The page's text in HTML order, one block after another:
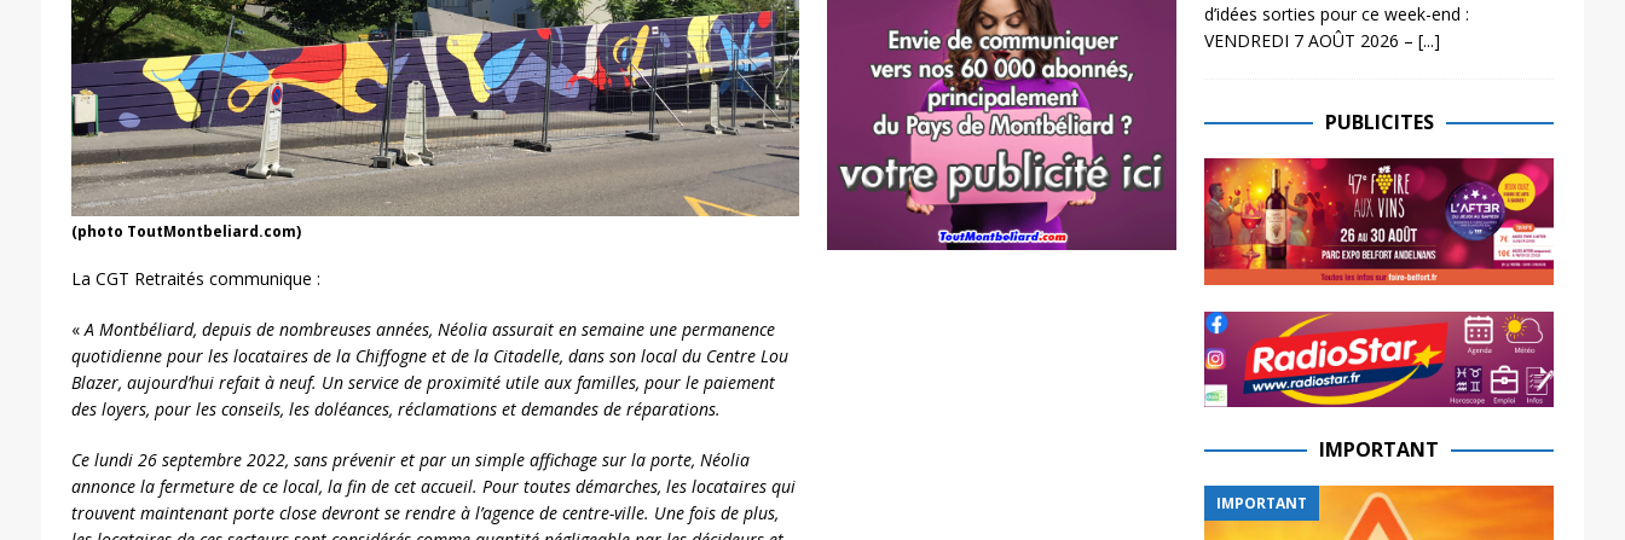
(photo ToutMontbeliard.com)
La CGT Retraités communique :
« A Montbéliard, depuis de nombreuses années, Néolia assurait en semaine une permanence
quotidienne pour les locataires de la Chiffogne et de la Citadelle, dans son local du Centre Lou
Blazer, aujourd’hui refait à neuf. Un service de proximité utile aux familles, pour le paiement
des loyers, pour les conseils, les doléances, réclamations et demandes de réparations.
Ce lundi 26 septembre 2022, sans prévenir et par un simple affichage sur la porte, Néolia
annonce la fermeture de ce local, la fin de cet accueil. Pour toutes démarches, les locataires qui
trouvent maintenant porte close devront se rendre à l’agence de centre-ville. Une fois de plus,
d’idées sorties pour ce week-end :
VENDREDI 7 AOÛT 2026 – [...]
PUBLICITES
IMPORTANT
IMPORTANT